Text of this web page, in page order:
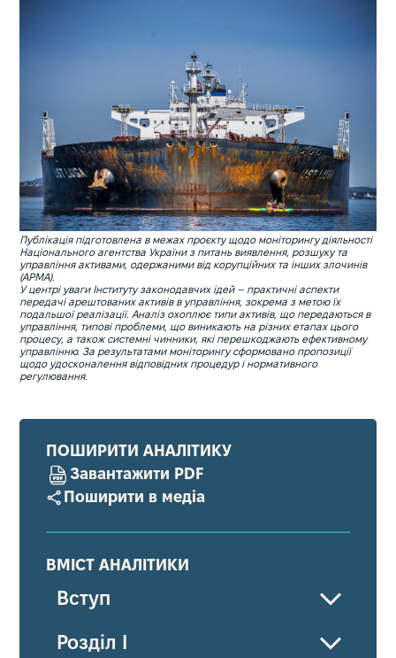
Публікація підготовлена в межах проєкту щодо моніторингу діяльності
Національного агентства України з питань виявлення, розшуку та
управління активами, одержаними від корупційних та інших злочинів
(АРМА).
У центрі уваги Інституту законодавчих ідей – практичні аспекти
передачі арештованих активів в управління, зокрема з метою їх
подальшої реалізації. Аналіз охоплює типи активів, що передаються в
управління, типові проблеми, що виникають на різних етапах цього
процесу, а також системні чинники, які перешкоджають ефективному
управлінню. За результатами моніторингу сформовано пропозиції
щодо удосконалення відповідних процедур і нормативного
регулювання.
ПОШИРИТИ АНАЛІТИКУ
Завантажити PDF
Поширити в медіа
ВМІСТ АНАЛІТИКИ
Вступ
Розділ І